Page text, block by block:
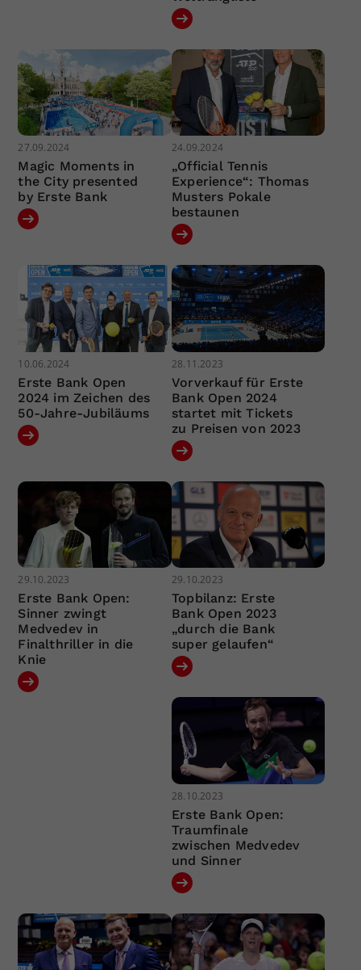
27.09.2024
Magic Moments in
the City presented
by Erste Bank
24.09.2024
„Official Tennis
Experience“: Thomas
Musters Pokale
bestaunen
10.06.2024
Erste Bank Open
2024 im Zeichen des
50-Jahre-Jubiläums
28.11.2023
Vorverkauf für Erste
Bank Open 2024
startet mit Tickets
zu Preisen von 2023
29.10.2023
Erste Bank Open:
Sinner zwingt
Medvedev in
Finalthriller in die
Knie
29.10.2023
Topbilanz: Erste
Bank Open 2023
„durch die Bank
super gelaufen“
28.10.2023
Erste Bank Open:
Traumfinale
zwischen Medvedev
und Sinner